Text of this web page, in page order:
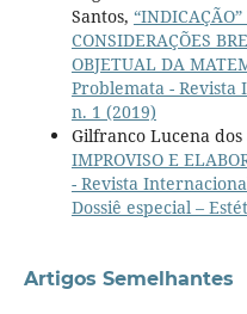
Santos,
CONSIDERAÇÕES
OBJETUAL DA
Problemata - Revista
n. 1 (2019)
Gilfranco Lucena dos
IMPROVISO E
- Revista
Dossiê especial –
Artigos Semelhantes